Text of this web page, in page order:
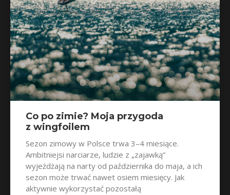
Co po zimie? Moja przygoda
z wingfoilem
Sezon zimowy w Polsce trwa 3–4 miesiące.
Ambitniejsi narciarze, ludzie z „zajawką”
wyjeżdżają na narty od października do maja, a ich
sezon może trwać nawet osiem miesięcy. Jak
aktywnie wykorzystać pozostałą